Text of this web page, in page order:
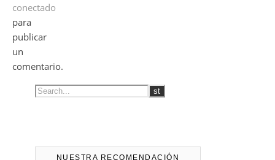
conectado
para
publicar
un
comentario.
NUESTRA RECOMENDACIÓN